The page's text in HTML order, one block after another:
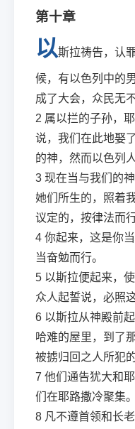
第十章
以斯拉祷告，认
候，有以色列中的
成了大会，众民无
2 属以拦的子孙，
说，我们在此地娶
的神，然而以色列
3 现在当与我们的
她们所生的，照着
议定的，按律法而行
4 你起来，这是你
当奋勉而行。
5 以斯拉便起来，
众人起誓说，必照
6 以斯拉从神殿前
哈难的屋里，到了
被掳归回之人所犯
7 他们通告犹大和
们在耶路撒冷聚集。
8 凡不遵首领和长